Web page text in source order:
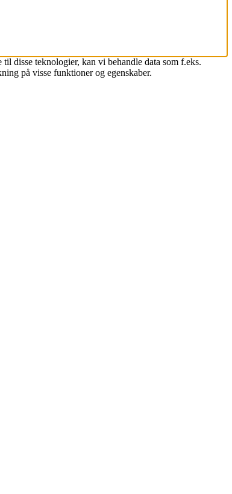
disse teknologier, kan vi behandle data som f.eks.
på visse funktioner og egenskaber.